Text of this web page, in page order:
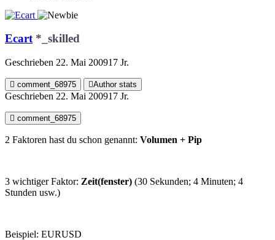
Ecart *_skilled
Geschrieben 22. Mai 200917 Jr.
comment_68975 Author stats
Geschrieben 22. Mai 200917 Jr.
comment_68975
2 Faktoren hast du schon genannt: Volumen + Pip
3 wichtiger Faktor: Zeit(fenster) (30 Sekunden; 4 Minuten; 4
Stunden usw.)
Beispiel: EURUSD